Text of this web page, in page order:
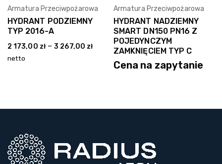
Wybierz Opcję
Armatura Przeciwpożarowa
HYDRANT PODZIEMNY
TYP 2016-A
2 173,00 zł – 3 267,00 zł
netto
Wybierz Opcję
Armatura Przeciwpożarowa
HYDRANT NADZIEMNY
SMART DN150 PN16 Z
POJEDYNCZYM
ZAMKNIĘCIEM TYP C
Cena na zapytanie